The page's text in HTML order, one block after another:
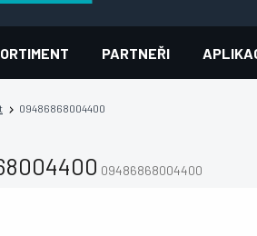
PARTNEŘI
09486868004400
09486868004400